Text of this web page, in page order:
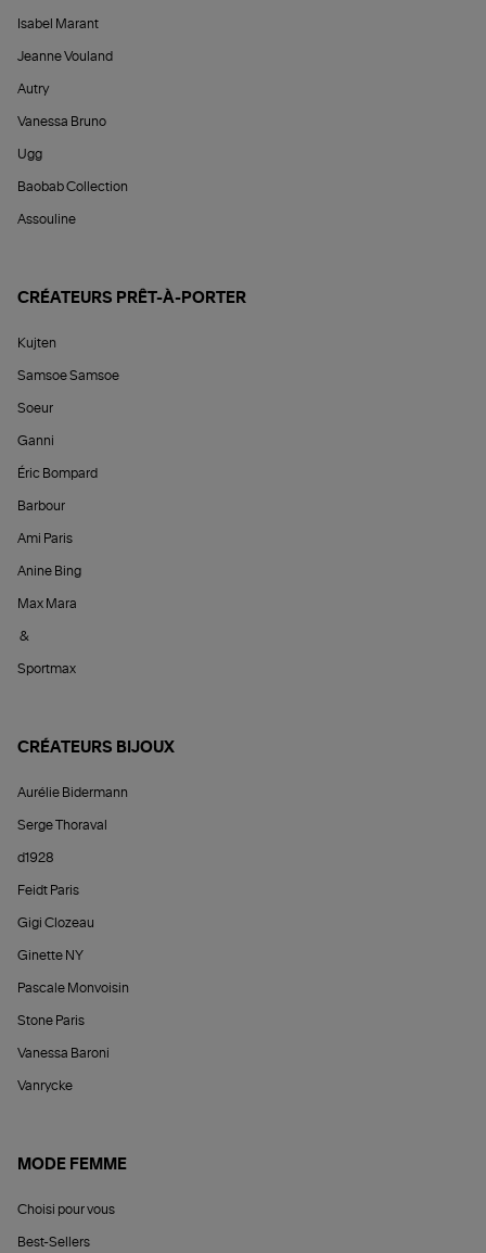
Isabel Marant
Jeanne Vouland
Autry
Vanessa Bruno
Ugg
Baobab Collection
Assouline
CRÉATEURS PRÊT-À-PORTER
Kujten
Samsoe Samsoe
Soeur
Ganni
Éric Bompard
Barbour
Ami Paris
Anine Bing
Max Mara
&
Sportmax
CRÉATEURS BIJOUX
Aurélie Bidermann
Serge Thoraval
d1928
Feidt Paris
Gigi Clozeau
Ginette NY
Pascale Monvoisin
Stone Paris
Vanessa Baroni
Vanrycke
MODE FEMME
Choisi pour vous
Best-Sellers